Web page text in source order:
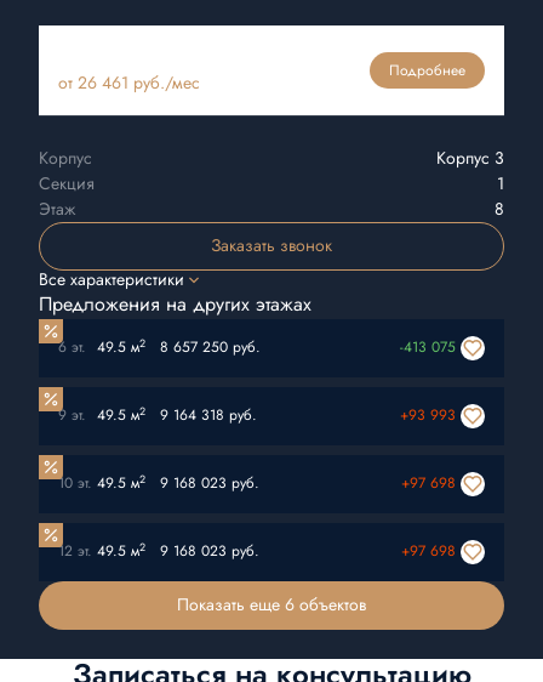
от 26 461 руб./мес
Подробнее
Корпус
Корпус 3
Секция
1
Этаж
8
Заказать звонок
Все характеристики
Предложения на других этажах
6 эт. 49.5 м2 8 657 250 руб. -413 075
9 эт. 49.5 м2 9 164 318 руб. +93 993
10 эт. 49.5 м2 9 168 023 руб. +97 698
12 эт. 49.5 м2 9 168 023 руб. +97 698
Показать еще 6 объектов